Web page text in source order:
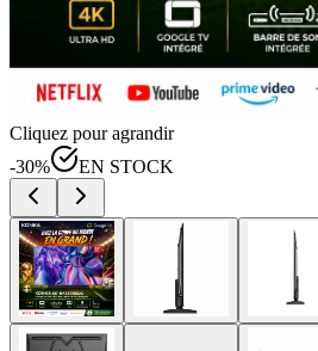
Cliquez pour agrandir
-30% EN STOCK